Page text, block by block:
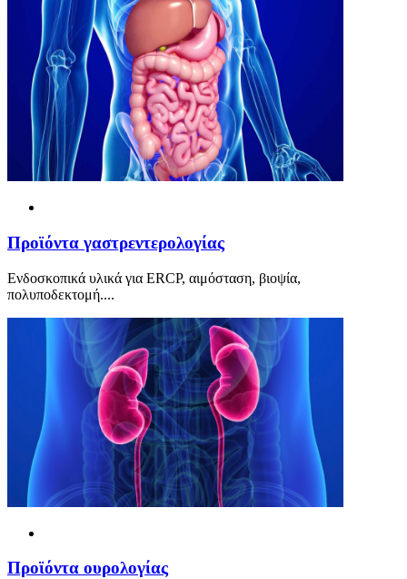
Προϊόντα γαστρεντερολογίας
Ενδοσκοπικά υλικά για ERCP, αιμόσταση, βιοψία,
πολυποδεκτομή....
Προϊόντα ουρολογίας